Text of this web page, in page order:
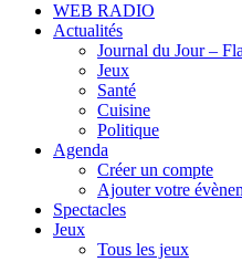
WEB RADIO
Actualités
Journal du Jour –
Jeux
Santé
Cuisine
Politique
Agenda
Créer un compte
Ajouter votre
Spectacles
Jeux
Tous les jeux